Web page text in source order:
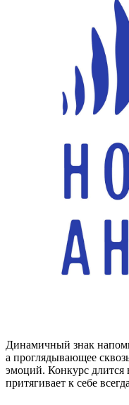
Динамичный знак
а проглядывающее
эмоций. Конкурс длится
притягивает к себе